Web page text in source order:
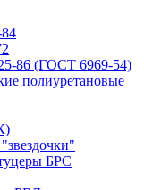
86 (ГОСТ 6969-54)
полиуретановые
БРС